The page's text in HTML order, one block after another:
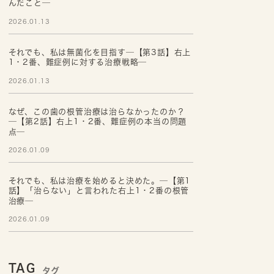
んだこと─
2026.01.13
それでも、私は無菌化を目指す─【第3話】右上
1・2番、難症例に対する治療戦略─
2026.01.13
なぜ、この歯の根管治療は治らなかったのか？
─【第2話】右上1・2番、難症例の本当の問題
点─
2026.01.09
それでも、私は治療を始めると決めた。─【第1
話】「治らない」と言われた右上1・2番の根管
治療─
2026.01.09
TAG タグ